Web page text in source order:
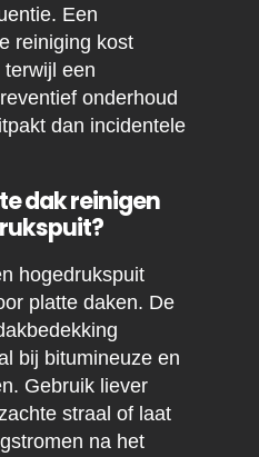
Een
reiniging kost
een
onderhoud
dan incidentele
dak reinigen
hogedrukspuit
platte daken. De
bij bitumineuze en
Gebruik liever
straal of laat
na het